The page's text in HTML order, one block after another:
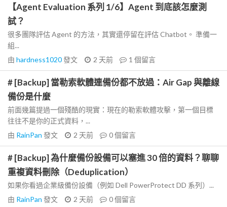
【Agent Evaluation 系列 1/6】Agent 到底該怎麼測
試？
很多團隊評估 Agent 的方法，其實還停留在評估 Chatbot。 準備一
組...
由 hardness1020發文 2 天前 1 個留言
# [Backup] 當勒索軟體連備份都不放過：Air Gap 與離線
備份是什麼
前面幾篇提過一個殘酷的現實：現在的勒索軟體攻擊，第一個目標
往往不是你的正式資料，...
由 RainPan 發文 2 天前 0個留言
# [Backup] 為什麼備份設備可以塞進 30 倍的資料？聊聊
重複資料刪除（Deduplication）
如果你看過企業級備份設備（例如 Dell PowerProtect DD 系列）...
由 RainPan 發文 2 天前 0個留言